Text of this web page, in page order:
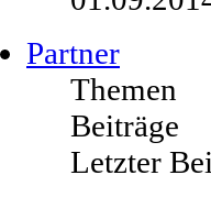
Partner
Themen
Beiträge
Letzter